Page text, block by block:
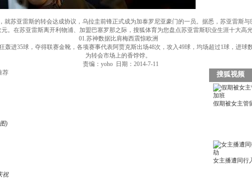
就苏亚雷斯的转会达成协议，乌拉圭前锋正式成为加泰罗尼亚豪门的一员。据悉，苏亚雷斯
元。在苏亚雷斯离开利物浦、加盟巴塞罗那之际，搜狐体育为您盘点苏亚雷斯职业生涯十大高光
01.苏神数据比肩梅西震惊欧洲
轰进35球，夺得联赛金靴，各项赛事代表阿贾克斯出场48次，攻入49球，均场超过1球，进球
为转会市场上的香饽饽。
责编：yoho 日期：2014-7-11
荐
)
祝